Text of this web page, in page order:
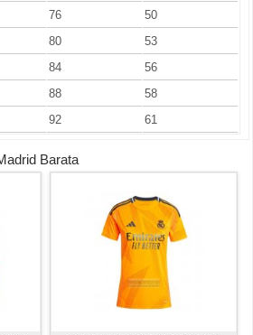
76
50
80
53
84
56
88
58
92 61
Barata